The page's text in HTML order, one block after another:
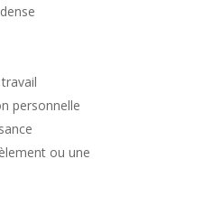
personnelle
ou une